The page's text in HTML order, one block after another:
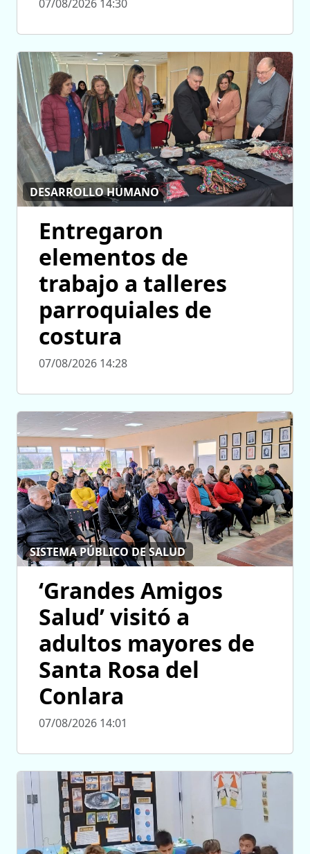
07/08/2026 14:30
DESARROLLO HUMANO
Entregaron
elementos de
trabajo a talleres
parroquiales de
costura
07/08/2026 14:28
SISTEMA PÚBLICO DE SALUD
‘Grandes Amigos
Salud’ visitó a
adultos mayores de
Santa Rosa del
Conlara
07/08/2026 14:01